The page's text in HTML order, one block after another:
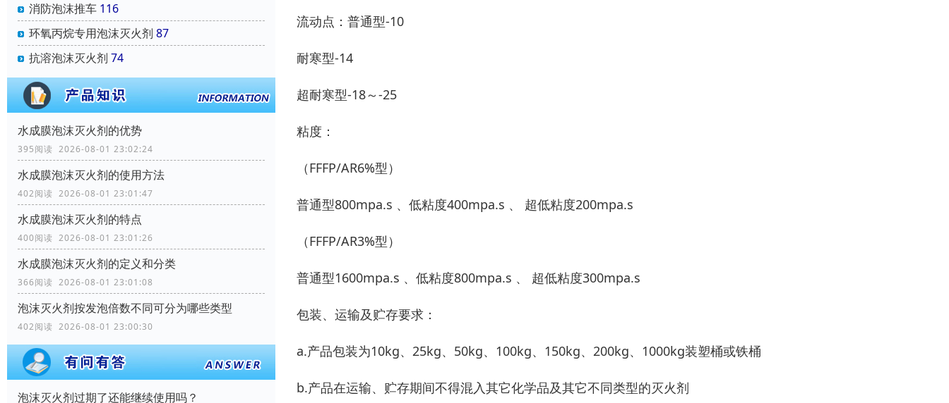
消防泡沫推车 116
环氧丙烷专用泡沫灭火剂 87
抗溶泡沫灭火剂 74
水成膜泡沫灭火剂的优势
395阅读 2026-08-01 23:02:24
水成膜泡沫灭火剂的使用方法
402阅读 2026-08-01 23:01:47
水成膜泡沫灭火剂的特点
400阅读 2026-08-01 23:01:26
水成膜泡沫灭火剂的定义和分类
366阅读 2026-08-01 23:01:08
泡沫灭火剂按发泡倍数不同可分为哪些类型
402阅读 2026-08-01 23:00:30
泡沫灭火剂过期了还能继续使用吗？
流动点：普通型-10
耐寒型-14
超耐寒型-18～-25
粘度：
（FFFP/AR6%型）
普通型800mpa.s 、低粘度400mpa.s 、 超低粘度200mpa.s
（FFFP/AR3%型）
普通型1600mpa.s 、低粘度800mpa.s 、 超低粘度300mpa.s
包装、运输及贮存要求：
a.产品包装为10kg、25kg、50kg、100kg、150kg、200kg、1000kg装塑桶或铁桶
b.产品在运输、贮存期间不得混入其它化学品及其它不同类型的灭火剂